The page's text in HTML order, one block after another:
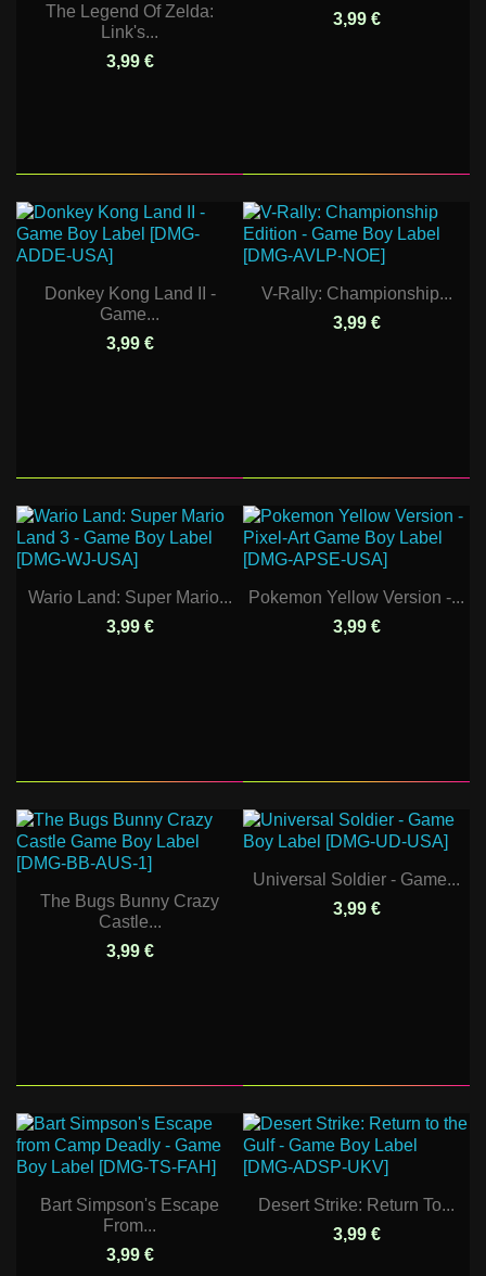
The Legend Of Zelda:
Link's...
3,99 €
3,99 €
Donkey Kong Land II -
Game...
3,99 €
V-Rally: Championship...
3,99 €
Wario Land: Super Mario...
3,99 €
Pokemon Yellow Version -...
3,99 €
The Bugs Bunny Crazy
Castle...
3,99 €
Universal Soldier - Game...
3,99 €
Bart Simpson's Escape
From...
3,99 €
Desert Strike: Return To...
3,99 €